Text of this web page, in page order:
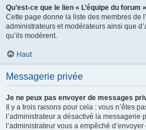
Qu’est-ce que le lien « L’équipe du forum
Cette page donne la liste des membres de
administrateurs et modérateurs ainsi que
qu’ils modèrent.
Haut
Messagerie privée
Je ne peux pas envoyer de messages
Il y a trois raisons pour cela : vous n’êtes
l’administrateur a désactivé la messagerie
l’administrateur vous a empêché